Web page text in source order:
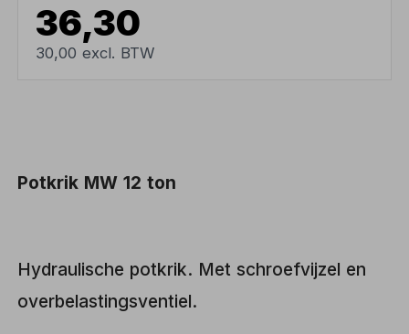
36,30
30,00 excl. BTW
Potkrik MW 12 ton
Hydraulische potkrik. Met schroefvijzel en
overbelastingsventiel.